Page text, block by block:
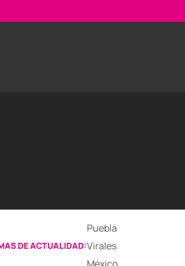
DE ACTUALIDAD:
Puebla
Virales
México